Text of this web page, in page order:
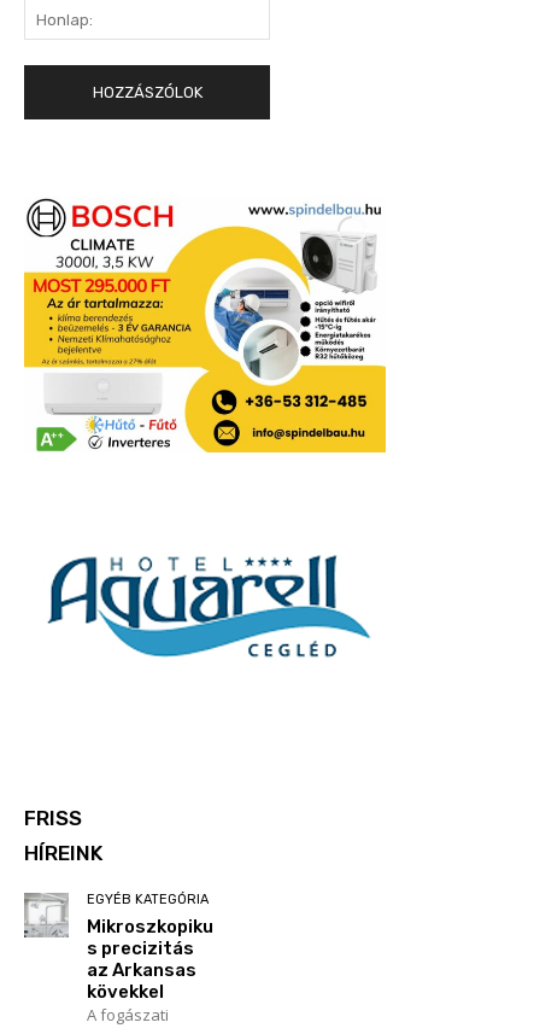
FRISS
HÍREINK
EGYÉB KATEGÓRIA
Mikroszkopiku
s precizitás
az Arkansas
kövekkel
A fogászati